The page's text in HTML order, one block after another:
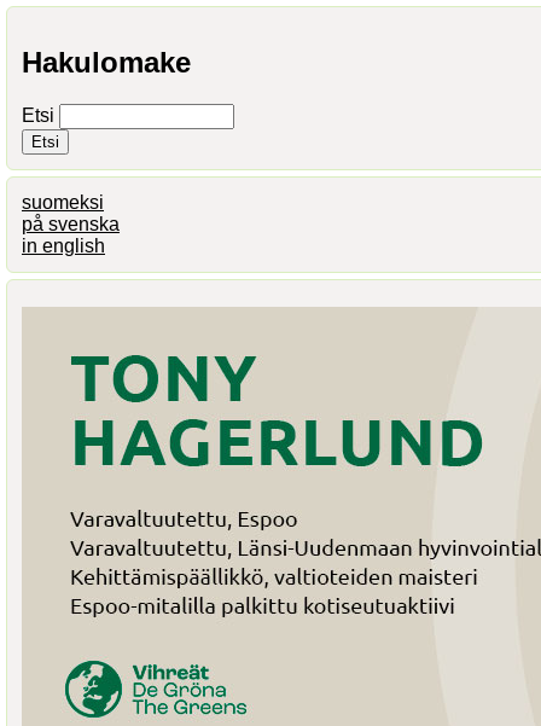
Hakulomake
Etsi
suomeksi
på svenska
in english